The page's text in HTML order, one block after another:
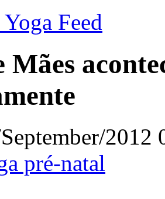
Feed
Mães
pré-natal